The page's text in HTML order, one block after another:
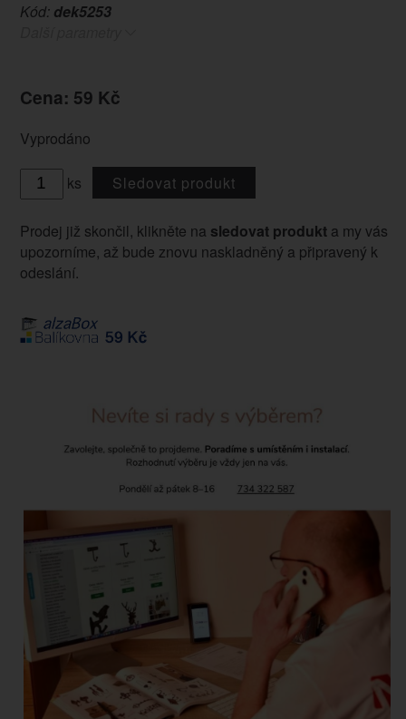
Kód: dek5253
Cena: 59 Kč
Vyprodáno
ks Sledovat produkt
Prodej již skončil, klikněte na sledovat produkta my vás
upozorníme, až bude znovu naskladněný a připravený k
odeslání.